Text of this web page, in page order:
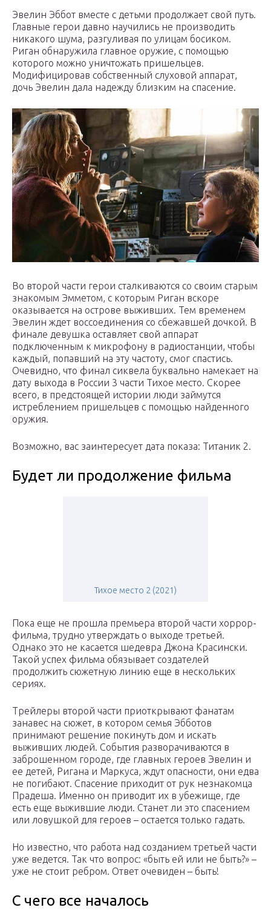
Эвелин Эббот вместе с детьми продолжает свой путь.
Главные герои давно научились не производить
никакого шума, разгуливая по улицам босиком.
Риган обнаружила главное оружие, с помощью
которого можно уничтожать пришельцев.
Модифицировав собственный слуховой аппарат,
дочь Эвелин дала надежду близким на спасение.
Во второй части герои сталкиваются со своим старым
знакомым Эмметом, с которым Риган вскоре
оказывается на острове выживших. Тем временем
Эвелин ждет воссоединения со сбежавшей дочкой. В
финале девушка оставляет свой аппарат
подключенным к микрофону в радиостанции, чтобы
каждый, попавший на эту частоту, смог спастись.
Очевидно, что финал сиквела буквально намекает на
дату выхода в России 3 части Тихое место. Скорее
всего, в предстоящей истории люди займутся
истреблением пришельцев с помощью найденного
оружия.
Возможно, вас заинтересует дата показа: Титаник 2.
Будет ли продолжение фильма
Тихое место 2 (2021)
Пока еще не прошла премьера второй части хоррор-
фильма, трудно утверждать о выходе третьей.
Однако это не касается шедевра Джона Красински.
Такой успех фильма обязывает создателей
продолжить сюжетную линию еще в нескольких
сериях.
Трейлеры второй части приоткрывают фанатам
занавес на сюжет, в котором семья Эбботов
принимают решение покинуть дом и искать
выживших людей. События разворачиваются в
заброшенном городе, где главных героев Эвелин и
ее детей, Ригана и Маркуса, ждут опасности, они едва
не погибают. Спасение приходит от рук незнакомца
Прадеша. Именно он приводит их в убежище, где
есть еще выжившие люди. Станет ли это спасением
или ловушкой для героев – остается только гадать.
Но известно, что работа над созданием третьей части
уже ведется. Так что вопрос: «быть ей или не быть?» –
уже не стоит ребром. Ответ очевиден – быть!
С чего все началось